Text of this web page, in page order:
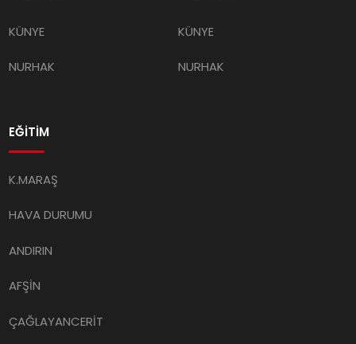
KÜNYE
NURHAK
KÜNYE
NURHAK
EĞİTİM
K.MARAŞ
HAVA DURUMU
ANDIRIN
AFŞİN
ÇAĞLAYANCERİT